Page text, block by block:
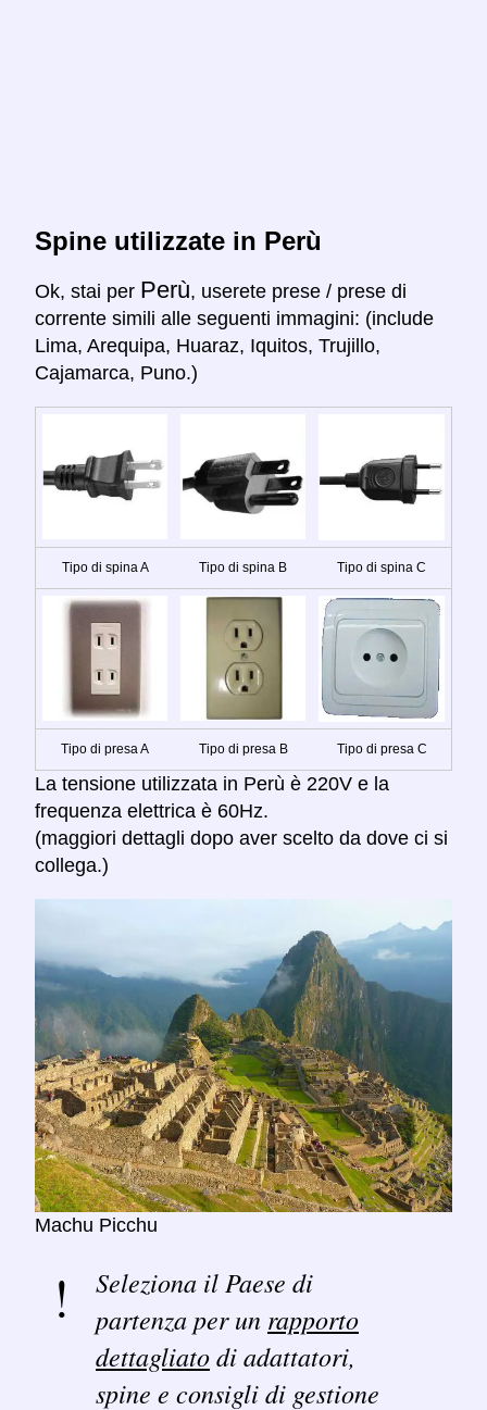
Spine utilizzate in Perù
Ok, stai per Perù, userete prese / prese di
corrente simili alle seguenti immagini: (include
Lima, Arequipa, Huaraz, Iquitos, Trujillo,
Cajamarca, Puno.)
Tipo di spina A Tipo di spina B Tipo di spina C
Tipo di presa A Tipo di presa B Tipo di presa C
La tensione utilizzata in Perù è 220V e la
frequenza elettrica è 60Hz.
(maggiori dettagli dopo aver scelto da dove ci si
collega.)
Machu Picchu
Seleziona il Paese di
partenza per un rapporto
dettagliatodi adattatori,
spine e consigli di gestione